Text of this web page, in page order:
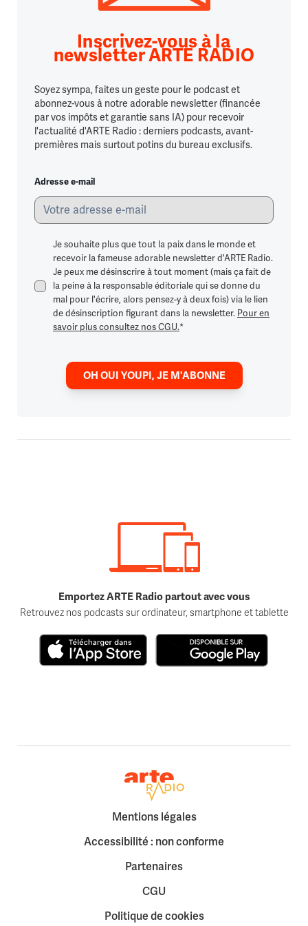
Inscrivez-vous à la
newsletter ARTE RADIO
Soyez sympa, faites un geste pour le podcast et
abonnez-vous à notre adorable newsletter (financée
par vos impôts et garantie sans IA) pour recevoir
l'actualité d'ARTE Radio : derniers podcasts, avant-
premières mais surtout potins du bureau exclusifs.
Adresse e-mail
Je souhaite plus que tout la paix dans le monde et
recevoir la fameuse adorable newsletter d'ARTE Radio.
Je peux me désinscrire à tout moment (mais ça fait de
la peine à la responsable éditoriale qui se donne du
mal pour l'écrire, alors pensez-y à deux fois) via le lien
de désinscription figurant dans la newsletter. Pour en
savoir plus consultez nos CGU.*
OH OUI YOUPI, JE M'ABONNE
Emportez ARTE Radio partout avec vous
Retrouvez nos podcasts sur ordinateur, smartphone et tablette
Retour à la page d'accueil
Mentions légales
Accessibilité : non conforme
Partenaires
CGU
Politique de cookies